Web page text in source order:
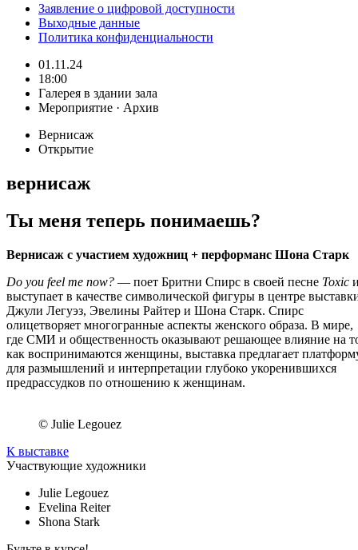
Заявление о цифровой доступности
Выходные данные
Политика конфиденциальности
01.11.24
18:00
Галерея в здании зала
Мероприятие · Архив
Вернисаж
Открытие
вернисаж
Ты меня теперь понимаешь?
Вернисаж с участием художниц + перформанс Шона Старк
Do you feel me now? — поет Бритни Спирс в своей песне Toxic
выступает в качестве символической фигуры в центре
Джули Легуэз, Эвелины Райтер и Шона Старк. Спирс
олицетворяет многогранные аспекты женского образа. В мире,
где СМИ и общественность оказывают решающее влияние на
как воспринимаются женщины, выставка предлагает
для размышлений и интерпретации глубоко укоренившихся
предрассудков по отношению к женщинам.
© Julie Legouez
К выставке
Участвующие художники
Julie Legouez
Evelina Reiter
Shona Stark